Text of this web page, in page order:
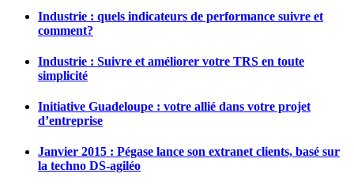
Industrie : quels indicateurs de performance suivre et
comment?
Industrie : Suivre et améliorer votre TRS en toute
simplicité
Initiative Guadeloupe : votre allié dans votre projet
d’entreprise
Janvier 2015 : Pégase lance son extranet clients, basé sur
la techno DS-agiléo